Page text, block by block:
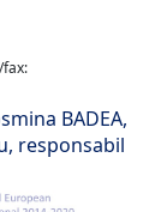
BADEA,
responsabil